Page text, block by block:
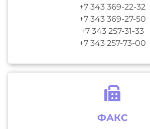
+7 343 369-22-32
+7 343 369-27-50
+7 343 257-31-33
+7 343 257-73-00
ФАКС